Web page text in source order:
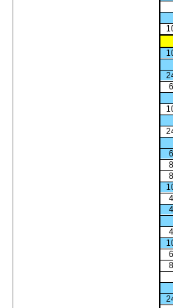
6
6
8
8
4
4
4
6
8